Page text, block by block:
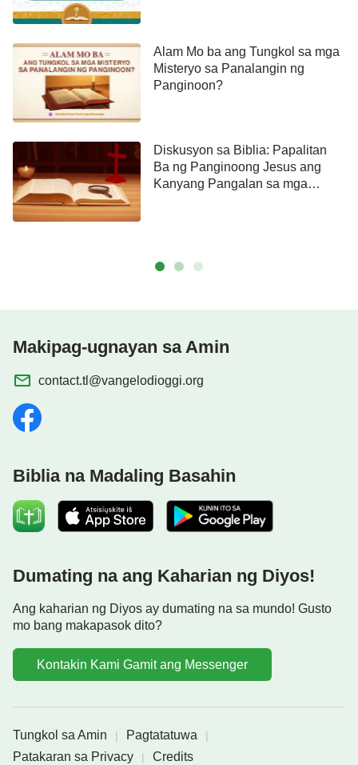
Alam Mo ba ang Tungkol sa mga
Misteryo sa Panalangin ng
Panginoon?
Diskusyon sa Biblia: Papalitan
Ba ng Panginoong Jesus ang
Kanyang Pangalan sa mga
Makipag-ugnayan sa Amin
contact.tl@vangelodioggi.org
Biblia na Madaling Basahin
Dumating na ang Kaharian ng Diyos!
Ang kaharian ng Diyos ay dumating na sa mundo! Gusto
mo bang makapasok dito?
Kontakin Kami Gamit ang Messenger
Tungkol sa Amin | Pagtatatuwa |
Patakaran sa Privacy | Credits